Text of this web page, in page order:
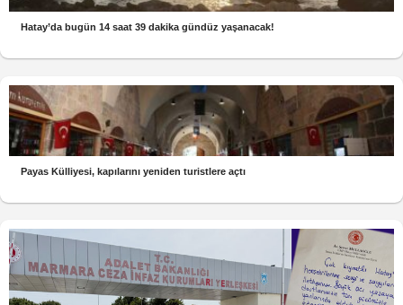
Hatay’da bugün 14 saat 39 dakika gündüz yaşanacak!
Payas Külliyesi, kapılarını yeniden turistlere açtı